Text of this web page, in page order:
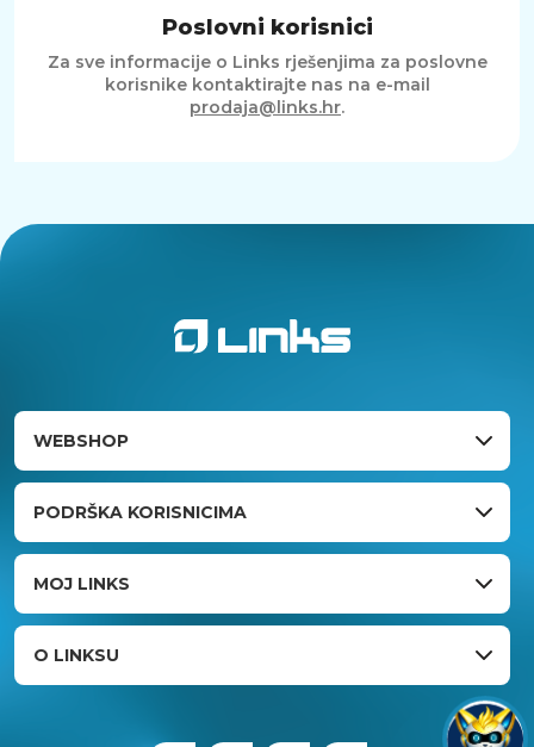
Poslovni korisnici
Za sve informacije o Links rješenjima za poslovne
korisnike kontaktirajte nas na e-mail
prodaja@links.hr.
WEBSHOP
PODRŠKA KORISNICIMA
MOJ LINKS
O LINKSU